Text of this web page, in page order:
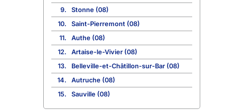
9.
Stonne (08)
10.
Saint-Pierremont (08)
11.
Authe (08)
12.
Artaise-le-Vivier (08)
13.
Belleville-et-Châtillon-sur-Bar (08)
14.
Autruche (08)
15.
Sauville (08)